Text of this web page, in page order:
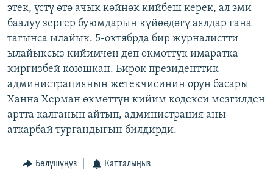
АЗАТТЫК+
ЫҢГАЙСЫЗ СУРООЛОР
ЭЕ/АРнун бардык сайттары
этек, үстү өтө ачык көйнөк кийбеш керек, ал эми
баалуу зергер буюмдарын күйөөдөгү аялдар гана
тагынса ылайык. 5-октябрда бир журналистти
ылайыксыз кийимчен деп өкмөттүк имаратка
киргизбей коюшкан. Бирок президенттик
администрациянын жетекчисинин орун басары
Ханна Херман өкмөттүн кийим кодекси мезгилден
артта калганын айтып, администрация аны
аткарбай тургандыгын билдирди.
Бөлүшүңүз Катталыңыз